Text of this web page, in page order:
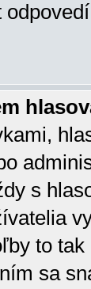
s
to
sa